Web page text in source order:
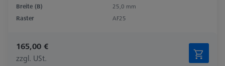
Breite (B)
25,0 mm
Raster
AF25
165,00 €
zzgl. USt.